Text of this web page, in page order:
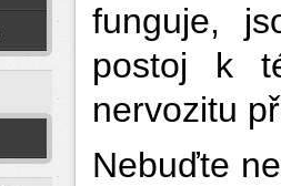
funguje,
postoj k
nervozitu
Nebuďte